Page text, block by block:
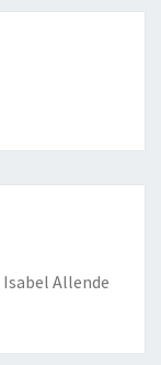
Isabel Allende